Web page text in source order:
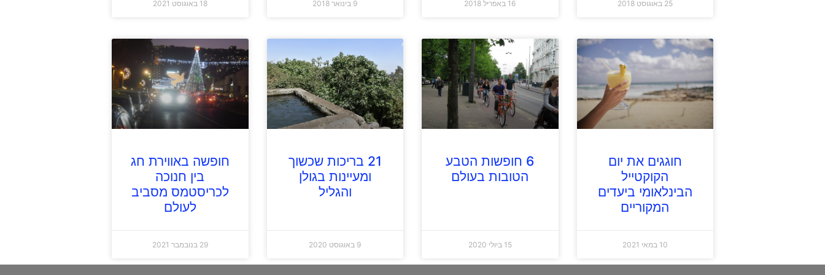
25 באוגוסט 2018 16 באפריל 2018 9 בינואר 2018 18 באוגוסט 2021
חוגגים את יום
הקוקטייל
הבינלאומי ביעדים
המקוריים
10 במאי 2021
6 חופשות הטבע
הטובות בעולם
15 ביולי 2020
21 בריכות שכשוך
ומעיינות בגולן
והגליל
9 באוגוסט 2020
חופשה באווירת חג
בין חנוכה
לכריסטמס מסביב
לעולם
29 בנובמבר 2021